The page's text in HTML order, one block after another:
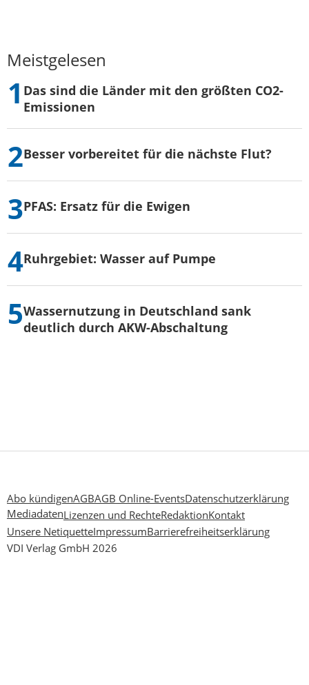
Meistgelesen
Das sind die Länder mit den größten CO2-
Emissionen
Besser vorbereitet für die nächste Flut?
PFAS: Ersatz für die Ewigen
Ruhrgebiet: Wasser auf Pumpe
Wassernutzung in Deutschland sank
deutlich durch AKW-Abschaltung
Abo kündigenAGBAGB Online-EventsDatenschutzerklärung
MediadatenLizenzen und RechteRedaktionKontakt
Unsere NetiquetteImpressumBarrierefreiheitserklärung
VDI Verlag GmbH 2026